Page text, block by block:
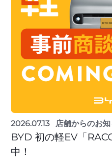
2026.07.13 店舗からのお
BYD 初の軽EV「
中！